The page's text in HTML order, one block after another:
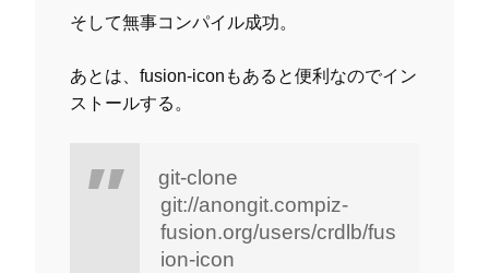
そして無事コンパイル成功。
あとは、fusion-iconもあると便利なのでイン
ストールする。
git-clone
git://anongit.compiz-
fusion.org/users/crdlb/fus
ion-icon